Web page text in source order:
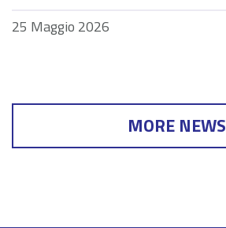
25 Maggio 2026
MORE NEWS